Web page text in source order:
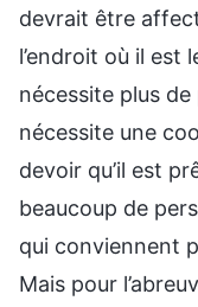
devrait être
l’endroit où il est
nécessite plus
nécessite une
devoir qu’il est
beaucoup de
qui conviennent
Mais pour